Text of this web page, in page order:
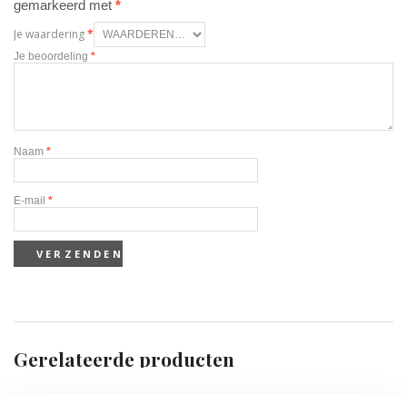
gemarkeerd met *
Je waardering*
Je beoordeling *
Naam *
E-mail *
Gerelateerde producten